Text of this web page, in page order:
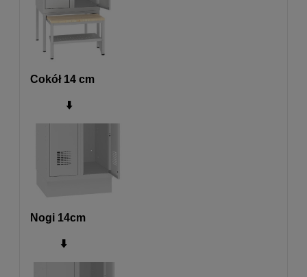
Cokół 14 cm
⬇️
Nogi 14cm
⬇️